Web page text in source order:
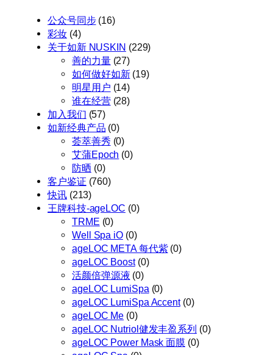
公众号同步(16)
彩妆(4)
关于如新 NUSKIN (229)
善的力量(27)
如何做好如新(19)
明星用户 (14)
谁在经营(28)
加入我们 (57)
如新经典产品 (0)
荟萃善秀 (0)
艾蒲Epoch (0)
防晒 (0)
客户鉴证 (760)
快讯(213)
王牌科技-ageLOC (0)
TRME (0)
Well Spa iO(0)
ageLOC META 每代紫(0)
ageLOC Boost(0)
活颜倍弹源液 (0)
ageLOC LumiSpa (0)
ageLOC LumiSpa Accent(0)
ageLOC Me (0)
ageLOC Nutriol健发丰盈系列 (0)
ageLOC Power Mask 面膜 (0)